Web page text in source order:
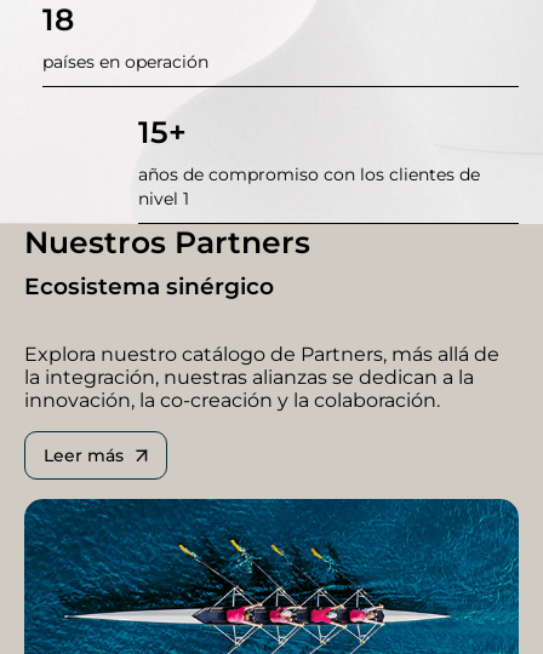
18
países en operación
15+
años de compromiso con los clientes de
nivel 1
Nuestros Partners
Ecosistema sinérgico
Explora nuestro catálogo de Partners, más allá de
la integración, nuestras alianzas se dedican a la
innovación, la co-creación y la colaboración.
Leer más